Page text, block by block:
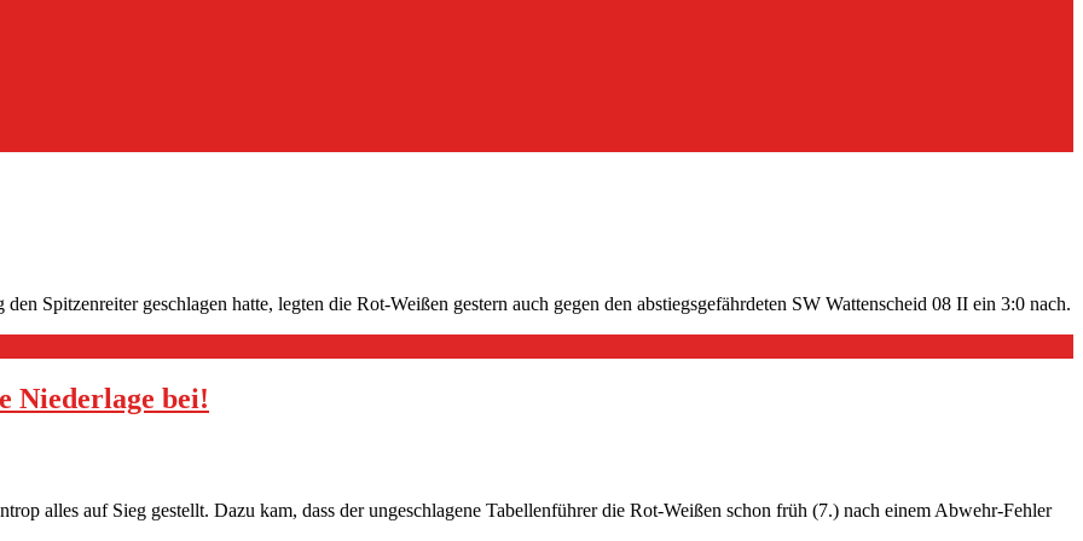
Spitzenreiter geschlagen hatte, legten die Rot-Weißen gestern auch gegen den abstiegsgefährdeten SW Wattenscheid 08 II ein 3:0 nach.
Niederlage bei!
alles auf Sieg gestellt. Dazu kam, dass der ungeschlagene Tabellenführer die Rot-Weißen schon früh (7.) nach einem Abwehr-Fehler